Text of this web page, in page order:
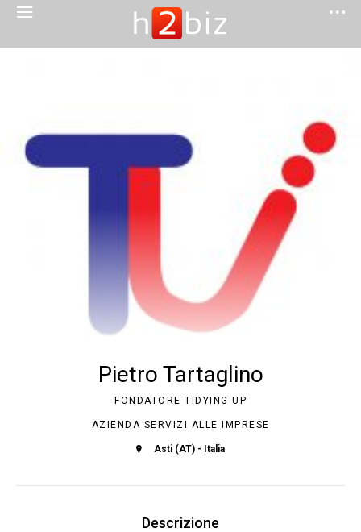
Pietro Tartaglino
FONDATORE TIDYING UP
AZIENDA SERVIZI ALLE IMPRESE
Asti (AT) - Italia
Descrizione